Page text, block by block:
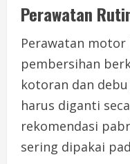
Perawatan
Perawatan
pembersihan
kotoran dan
harus diganti
rekomendasi
sering dipakai